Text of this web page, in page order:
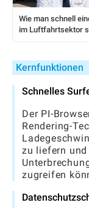
Wie man schnell
im Luftfahrtsektor
Kernfunktionen
Schnelles
Der PI-
Rendering-
zu liefern
zugreifen